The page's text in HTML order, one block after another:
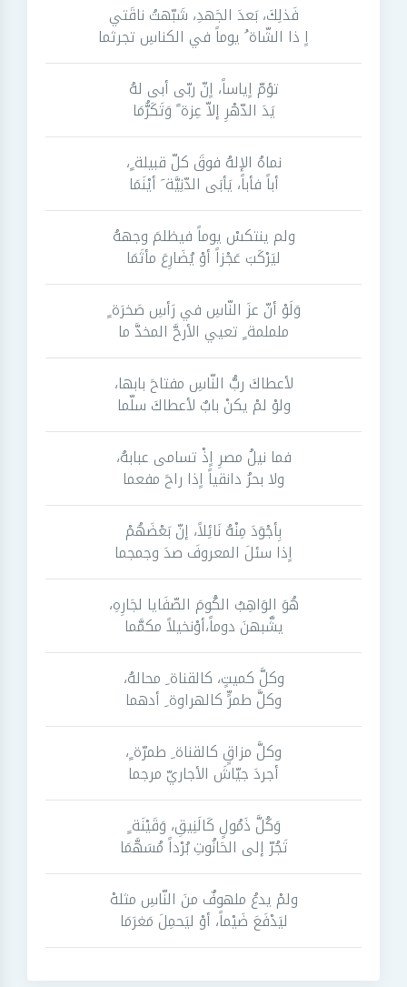
فَذلِكَ، بَعدَ الجَهدِ، شَبّهتُ ناقَتي
اٍ ذا الشّاة ُ يوماً في الكناسِ تجرثما
تؤمّ اٍياساً، اٍنّ ربّى أبى لهُ
يَدَ الدّهْرِ إلاّ عِزة ً وَتَكَرُّمَا
نماهُ الإلهُ فوقَ كلّ قبيلة ٍ،
أباً فأباً، يَأبَى الدّنِيَّة َ أيْنَمَا
ولم ينتكسْ يوماً فيظلمَ وجههُ
ليَرْكَبَ عَجْزاً أوْ يُضَارِعَ مأثَمَا
وَلَوْ أنّ عزَ النّاسِ في رَأسِ صَخرَة ٍ
ململمة ٍ تعيي الأرحَّ المخدَّ ما
لأعطاكَ ربُّ النّاسِ مفتاحَ بابها،
ولوْ لمْ يكنْ بابٌ لأعطاكَ سلّما
فما نيلُ مصرِ اٍذْ تسامى عبابهُ،
ولا بحرُ دانقياً اٍذا راحَ مفعما
بِأجْوَدَ مِنْهُ نَائِلاً، إنّ بَعْضَهُمْ
اٍذا سئلَ المعروفَ صدَ وجمجما
هُوَ الوَاهِبُ الكُومَ الصّفَايا لجَارِهِ،
يشَّبهنَ دوماً،أوْنخيلاً مكمَّما
وكلَّ كميتٍ، كالقناة ِ محالهُ،
وكلَّ طمرٍّ كالهراوة ِ أدهما
وكلَّ مزاقٍ كالقناة ِ طمرّة ٍ،
أجردَ جيّاشَ الأجاريّ مرجما
وَكُلَّ ذَمُولٍ كَالَنِيقِ، وَقَيْنَة ٍ
تَجُرّ إلى الحَانُوتِ بُرْداً مُسَهَّمَا
ولمْ يدعُ ملهوفٌ منَ النّاسِ مثلهْ
ليَدْفَعَ ضَيْماً، أوْ ليَحمِلَ مَغرَمَا